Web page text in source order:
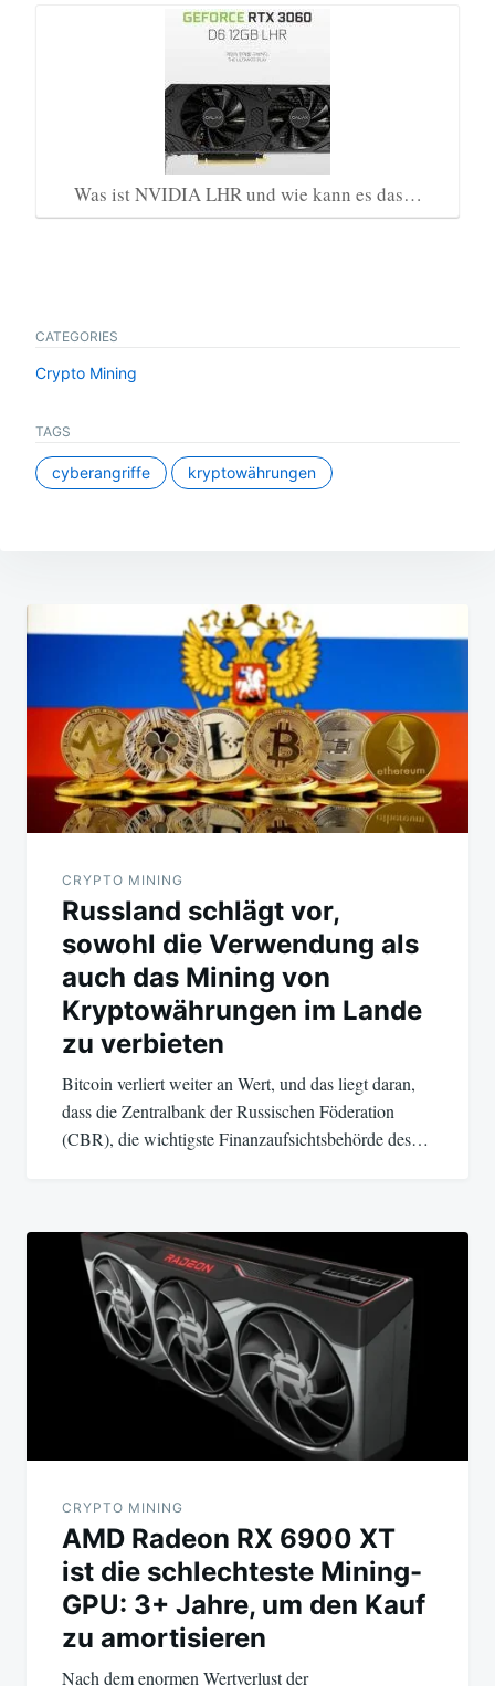
Was ist NVIDIA LHR und wie kann es das…
CATEGORIES
Crypto Mining
TAGS
cyberangriffe kryptowährungen
Beitragsnavigation
CRYPTO MINING
Russland schlägt vor,
sowohl die Verwendung als
auch das Mining von
Kryptowährungen im Lande
zu verbieten
Bitcoin verliert weiter an Wert, und das liegt daran,
dass die Zentralbank der Russischen Föderation
(CBR), die wichtigste Finanzaufsichtsbehörde des…
CRYPTO MINING
AMD Radeon RX 6900 XT
ist die schlechteste Mining-
GPU: 3+ Jahre, um den Kauf
zu amortisieren
Nach dem enormen Wertverlust der